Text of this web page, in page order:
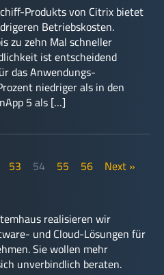
Produkts von Citrix bietet
Betriebskosten.
zu zehn Mal schneller
ist entscheidend
das Anwendungs-
niedriger als in den
5 als […]
53 54 55 56 Next »
realisieren wir
und Cloud-Lösungen für
Sie wollen mehr
unverbindlich beraten.